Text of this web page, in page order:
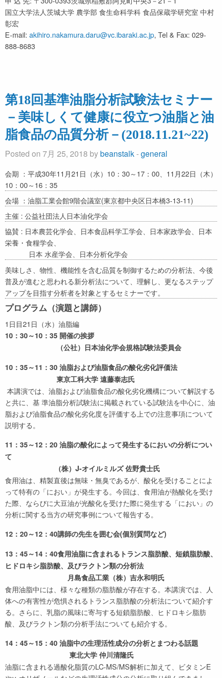
国立大学法人茨城大学 農学部 食生命科学科 食品保蔵学研究室 中村
彰宏
E-mail: akihiro.nakamura.daru@vc.ibaraki.ac.jp, Tel & Fax: 029-
888-8683
第18回基準油脂分析試験法セミナー
－美味しくて健康に役立つ油脂と油
脂食品の品質分析－(2018.11.21~22)
Posted on 7月 25, 2018 bybeanstalk-general
会期 ：平成30年11月21日（水）10：30～17：00、11月22日（木）
10：00～16：35
会場 ：油脂工業会館9階会議室(東京都中央区日本橋3-13-11)
主催 : 公益社団法人日本油化学会
協賛 : 日本農芸化学会、日本食品科学工学会、日本家政学会、日本
栄養・食糧学会、
日本 水産学会、日本分析化学会
美味しさ、物性、機能性を含む品質を制御するための分析法、今後
普及が進むと思われる新分析法について、理解し、更なるステップ
アップを目指す分析者を対象とするセミナーです。
プログラム（演題と講師）
1日目21日（水）油脂編
10：30～10：35 開催の挨拶
（公社）日本油化学会規格試験法委員会
10：35～11：30 油脂および油脂食品の酸化劣化評価法
東京工科大学 遠藤泰志氏
本講演では、油脂および油脂食品の酸化劣化機構について解説する
と共に、基 準油脂分析試験法に掲載されている試験法を中心に、油
脂および油脂食品の酸化劣化度を評価する上での注意事項について
説明する。
11：35～12：20 油脂の酸化によって発生するにおいの分析につい
て
（株）J-オイルミルズ 佐野貴士氏
食用油は、精製直後は無味・無臭であるが、酸化を受けることによ
って特有の「におい」が発生する。今回は、食用油が熱酸化を受け
た際、ならびに大豆油が光酸化を受けた際に発生する「におい」の
分析に関する当方の研究事例について報告する。
12：20～12：40講師の先生を囲む会(個別質問など)
13：45～14：40食用油脂に含まれるトランス脂肪酸、短鎖脂肪酸、
ヒドロキシ脂肪酸、及びラクトン類の分析法
月島食品工業（株）吉永和明氏
食用油脂中には、様々な種類の脂肪酸が存在する。本講演では、人
体への有害性が危惧されるトランス脂肪酸の分析法について紹介す
る。さらに、乳脂の風味に寄与する短鎖脂肪酸、ヒドロキシ脂肪
酸、及びラクトン類の分析手法についても紹介する。
14：45～15：40 油脂中の生理活性成分の分析とまつわる話題
東北大学 仲川清隆氏
油脂に含まれる過酸化脂質のLC-MS/MS解析に加えて、ビタミンE